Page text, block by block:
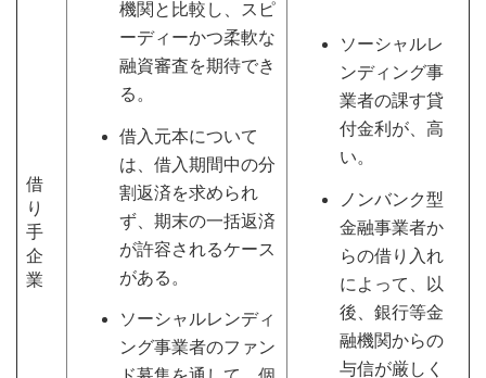
借
り
手
企
業
機関と比較し、スピ
ーディーかつ柔軟な
融資審査を期待でき
る。
借入元本について
は、借入期間中の分
割返済を求められ
ず、期末の一括返済
が許容されるケース
がある。
ソーシャルレンディ
ング事業者のファン
ソーシャルレ
ンディング事
業者の課す貸
付金利が、高
い。
ノンバンク型
金融事業者か
らの借り入れ
によって、以
後、銀行等金
融機関からの
与信が厳しく